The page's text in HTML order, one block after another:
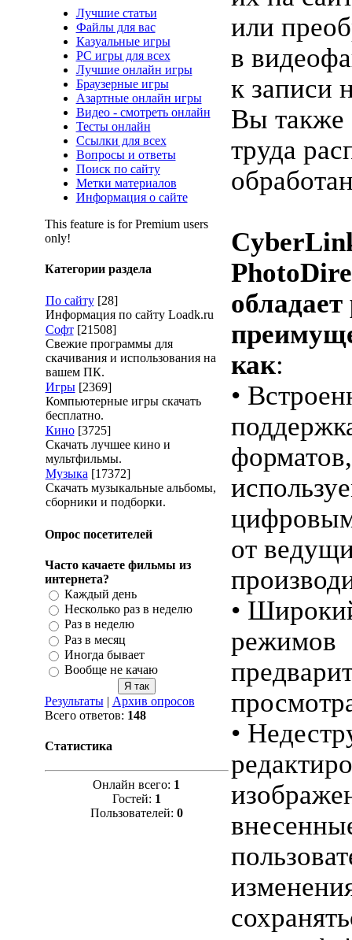
Лучшие статьи
Файлы для вас
Казуальные игры
PC игры для всех
Лучшие онлайн игры
Браузерные игры
Азартные онлайн игры
Видео - смотреть онлайн
Тесты онлайн
Ссылки для всех
Вопросы и ответы
Поиск по сайту
Метки материалов
Информация о сайте
This feature is for Premium users
only!
Категории раздела
По сайту [28]
Информация по сайту Loadk.ru
Софт [21508]
Свежие программы для
скачивания и использования на
вашем ПК.
Игры [2369]
Компьютерные игры скачать
бесплатно.
Кино [3725]
Скачать лучшее кино и
мультфильмы.
Музыка [17372]
Скачать музыкальные альбомы,
сборники и подборки.
Опрос посетителей
Часто качаете фильмы из
интернета?
Каждый день
Несколько раз в неделю
Раз в неделю
Раз в месяц
Иногда бывает
Вообще не качаю
Результаты| Архив опросов
Всего ответов: 148
Статистика
Онлайн всего: 1
Гостей: 1
Пользователей: 0
или
в
к записи
Вы также
труда
как:
•
форматов,
от
•
режимов
•